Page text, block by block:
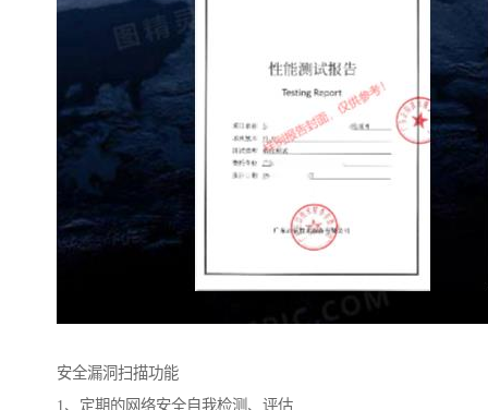
安全漏洞扫描功能
1、定期的网络安全自我检测、评估